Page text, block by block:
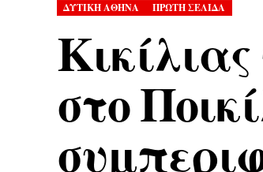
ΔΥΤΙΚΗ ΑΘΗΝΑ ΠΡΩΤΗ ΣΕΛΙΔΑ
στο